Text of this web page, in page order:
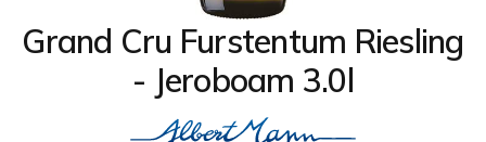
Grand Cru Furstentum Riesling
- Jeroboam 3.0l